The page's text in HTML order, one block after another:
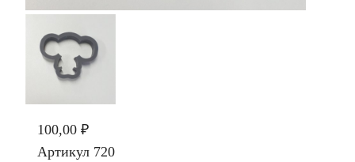
100,00 ₽
Артикул 720